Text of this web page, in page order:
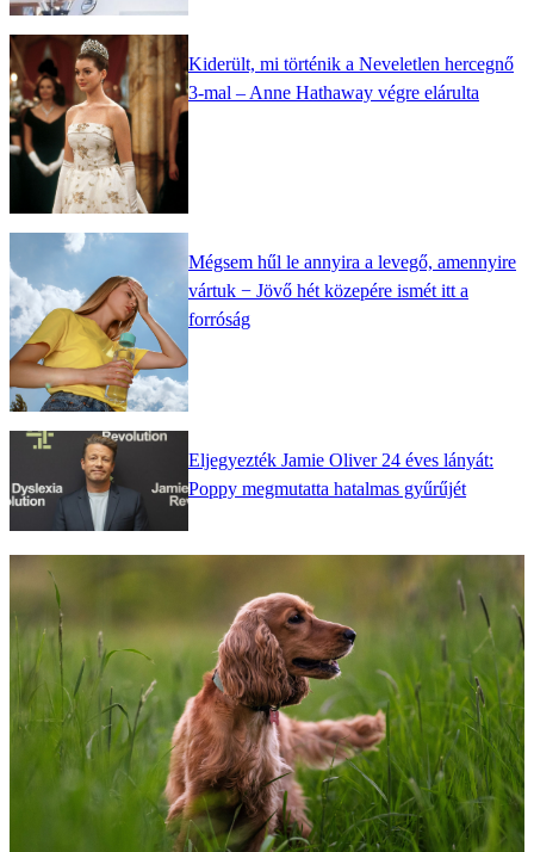
Kiderült, mi történik a Neveletlen hercegnő
3-mal – Anne Hathaway végre elárulta
Mégsem hűl le annyira a levegő, amennyire
vártuk − Jövő hét közepére ismét itt a
forróság
Eljegyezték Jamie Oliver 24 éves lányát:
Poppy megmutatta hatalmas gyűrűjét